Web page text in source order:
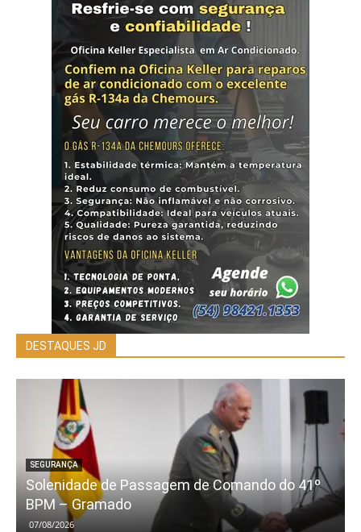
DESTAQUES JD
SEGURANÇA
Solenidade de Passagem de Comando do 41º
BPM – Gramado
07/08/2026